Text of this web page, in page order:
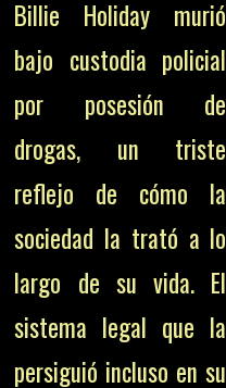
Billie Holiday murió
bajo custodia policial
por posesión de
drogas, un triste
reflejo de cómo la
sociedad la trató a lo
largo de su vida. El
sistema legal que la
persiguió incluso en su